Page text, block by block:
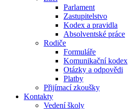
Parlament
Zastupitelstvo
Kodex a pravidla
Absolventské práce
Rodiče
Formuláře
Komunikační kodex
Otázky a odpovědi
Platby
Přijímací zkoušky
Kontakty
Vedení školy